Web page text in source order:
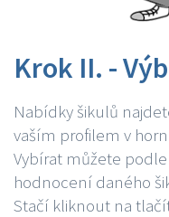
Krok II. -
Nabídky šikulů
vaším profilem v
Vybírat můžete
hodnocení daného
Stačí kliknout na